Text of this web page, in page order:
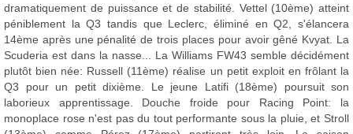
dramatiquement de puissance et de stabilité. Vettel (10ème) atteint
péniblement la Q3 tandis que Leclerc, éliminé en Q2, s'élancera
14ème après une pénalité de trois places pour avoir gêné Kvyat. La
Scuderia est dans la nasse... La Williams FW43 semble décidément
plutôt bien née: Russell (11ème) réalise un petit exploit en frôlant la
Q3 pour un petit dixième. Le jeune Latifi (18ème) poursuit son
laborieux apprentissage. Douche froide pour Racing Point: la
monoplace rose n'est pas du tout performante sous la pluie, et Stroll